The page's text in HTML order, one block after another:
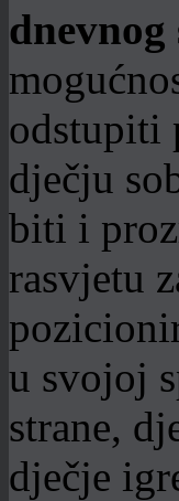
odstupiti
dječju
biti i
rasvjetu
u svojoj
strane,
dječje